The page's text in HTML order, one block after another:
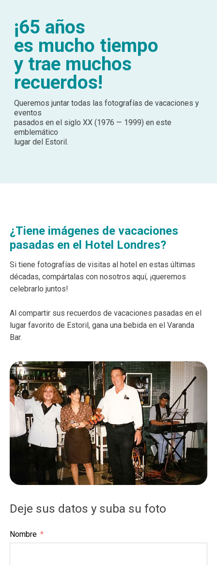
¡65 años
es mucho tiempo
y trae muchos
recuerdos!
Queremos juntar todas las fotografías de vacaciones y
eventos
pasados en el siglo XX (1976 — 1999) en este
emblemático
lugar del Estoril.
¿Tiene imágenes de vacaciones
pasadas en el Hotel Londres?
Si tiene fotografías de visitas al hotel en estas últimas
décadas, compártalas con nosotros aquí, ¡queremos
celebrarlo juntos!
Al compartir sus recuerdos de vacaciones pasadas en el
lugar favorito de Estoril, gana una bebida en el Varanda
Bar.
Deje sus datos y suba su foto
Nombre